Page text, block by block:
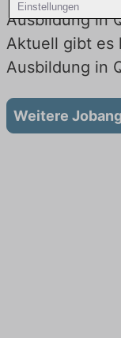
Einstellungen
Ausbildung in
Aktuell gibt es
Ausbildung in
Weitere